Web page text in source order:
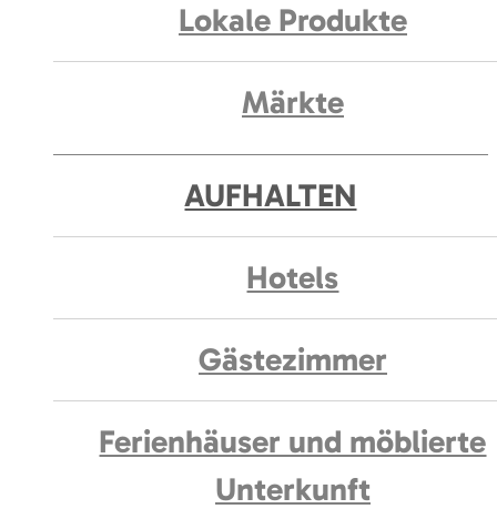
Lokale Produkte
Märkte
AUFHALTEN
Hotels
Gästezimmer
Ferienhäuser und möblierte
Unterkunft